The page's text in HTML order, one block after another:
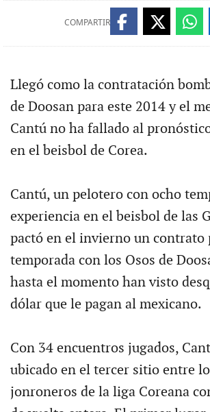
COMPARTIR
Llegó como la contratación
de Doosan para este 2014 y el
Cantú no ha fallado al
en el beisbol de Corea.
Cantú, un pelotero con ocho
experiencia en el beisbol de las
pactó en el invierno un contrato
temporada con los Osos de
hasta el momento han visto
dólar que le pagan al mexicano.
Con 34 encuentros jugados,
ubicado en el tercer sitio entre
jonroneros de la liga Coreana